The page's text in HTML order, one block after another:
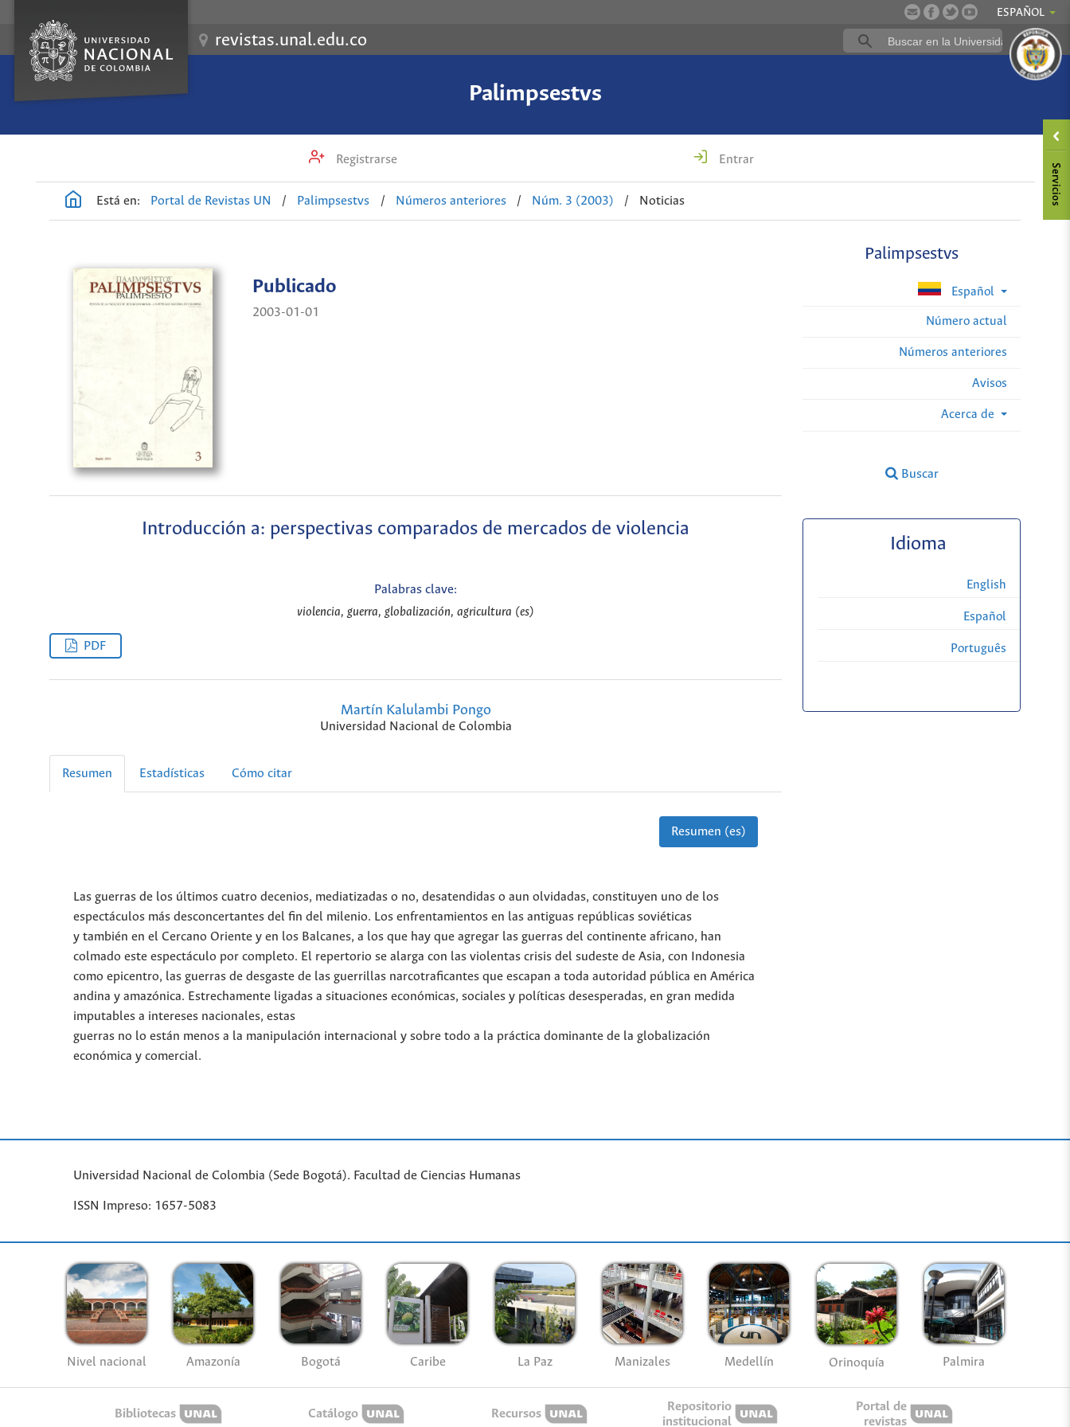
ESPAÑOL
revistas.unal.edu.co
Palimpsestvs
Registrarse Entrar
Está en: Portal de Revistas UN / Palimpsestvs / Números anteriores / Núm. 3 (2003) / Noticias
Palimpsestvs
Español
Número actual
Números anteriores
Avisos
Acerca de
Buscar
Publicado
2003-01-01
Introducción a: perspectivas comparados de mercados de violencia
Palabras clave:
violencia, guerra, globalización, agricultura (es)
PDF
Martín Kalulambi Pongo
Universidad Nacional de Colombia
Resumen Estadísticas Cómo citar
Resumen (es)
Las guerras de los últimos cuatro decenios, mediatizadas o no, desatendidas o aun olvidadas, constituyen uno de los
espectáculos más desconcertantes del fin del milenio. Los enfrentamientos en las antiguas repúblicas soviéticas
y también en el Cercano Oriente y en los Balcanes, a los que hay que agregar las guerras del continente africano, han
colmado este espectáculo por completo. El repertorio se alarga con las violentas crisis del sudeste de Asia, con Indonesia
como epicentro, las guerras de desgaste de las guerrillas narcotraficantes que escapan a toda autoridad pública en América
andina y amazónica. Estrechamente ligadas a situaciones económicas, sociales y políticas desesperadas, en gran medida
imputables a intereses nacionales, estas
guerras no lo están menos a la manipulación internacional y sobre todo a la práctica dominante de la globalización
económica y comercial.
Idioma
English
Español
Português
Universidad Nacional de Colombia (Sede Bogotá). Facultad de Ciencias Humanas
ISSN Impreso: 1657-5083
Nivel nacional Amazonía Bogotá Caribe La Paz Manizales Medellín Orinoquía Palmira
Bibliotecas Catálogo Recursos
Repositorio
institucional
Portal de
revistas